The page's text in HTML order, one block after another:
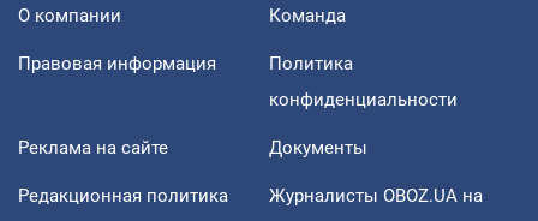
О компании Команда
Правовая информация
Политика
конфиденциальности
Реклама на сайте Документы
Редакционная политика
Журналисты OBOZ.UA на